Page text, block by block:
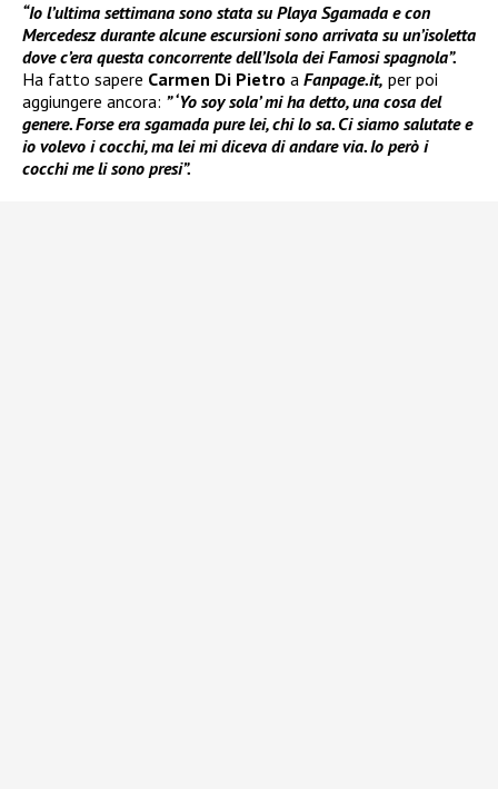
“Io l’ultima settimana sono stata su Playa Sgamada e con
Mercedesz durante alcune escursioni sono arrivata su un’isoletta
dove c’era questa concorrente dell’Isola dei Famosi spagnola”.
Ha fatto sapere Carmen Di Pietro a Fanpage.it, per poi
aggiungere ancora: ” ‘Yo soy sola’ mi ha detto, una cosa del
genere. Forse era sgamada pure lei, chi lo sa. Ci siamo salutate e
io volevo i cocchi, ma lei mi diceva di andare via. Io però i
cocchi me li sono presi”.